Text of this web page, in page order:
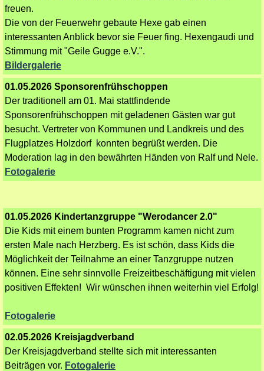
freuen.
Die von der Feuerwehr gebaute Hexe gab einen
interessanten Anblick bevor sie Feuer fing. Hexengaudi und
Stimmung mit "Geile Gugge e.V.".
Bildergalerie
01.05.2026 Sponsorenfrühschoppen
Der traditionell am 01. Mai stattfindende
Sponsorenfrühschoppen mit geladenen Gästen war gut
besucht. Vertreter von Kommunen und Landkreis und des
Flugplatzes Holzdorf konnten begrüßt werden. Die
Moderation lag in den bewährten Händen von Ralf und Nele.
Fotogalerie
01.05.2026 Kindertanzgruppe "Werodancer 2.0"
Die Kids mit einem bunten Programm kamen nicht zum
ersten Male nach Herzberg. Es ist schön, dass Kids die
Möglichkeit der Teilnahme an einer Tanzgruppe nutzen
können. Eine sehr sinnvolle Freizeitbeschäftigung mit vielen
positiven Effekten! Wir wünschen ihnen weiterhin viel Erfolg!
Fotogalerie
02.05.2026 Kreisjagdverband
Der Kreisjagdverband stellte sich mit interessanten
Beiträgen vor. Fotogalerie